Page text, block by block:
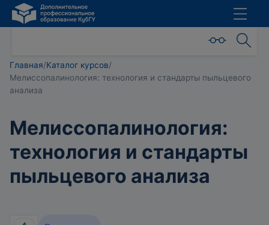
Главная/Каталог курсов/
Мелиссопалинология: технология и стандарты пыльцевого
анализа
Мелиссопалинология:
технология и стандарты
пыльцевого анализа